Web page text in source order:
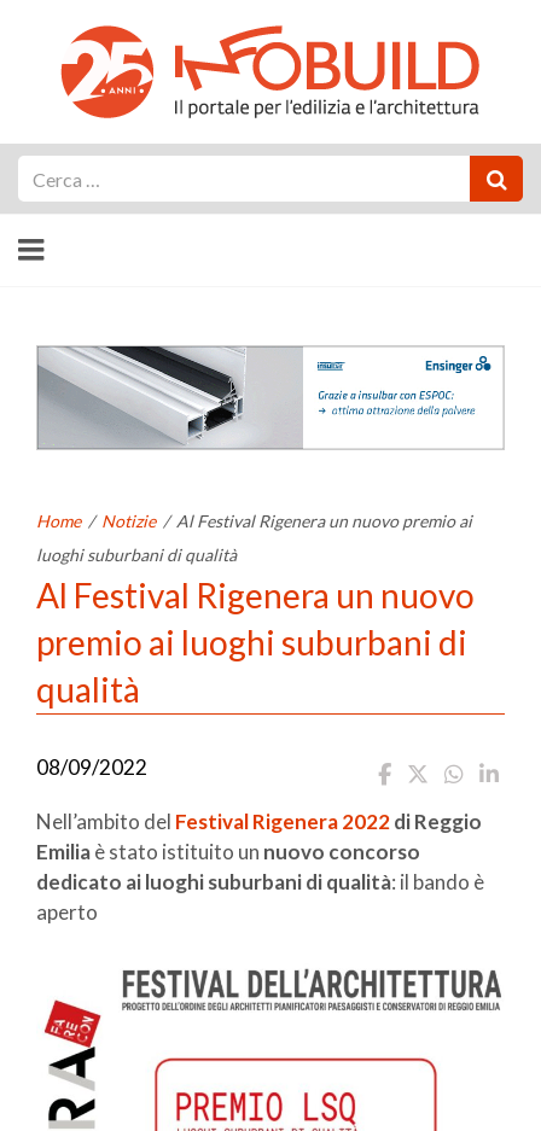
Home / Notizie / Al Festival Rigenera un nuovo premio ai
luoghi suburbani di qualità
Al Festival Rigenera un nuovo
premio ai luoghi suburbani di
qualità
08/09/2022
Nell’ambito del Festival Rigenera 2022di Reggio
Emiliaè stato istituito un nuovo concorso
dedicato ai luoghi suburbani di qualità: il bando è
aperto